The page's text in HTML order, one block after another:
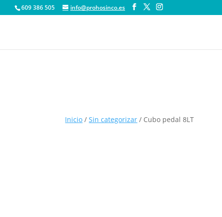
609 386 505 info@prohosinco.es
Inicio /Sin categorizar / Cubo pedal 8LT